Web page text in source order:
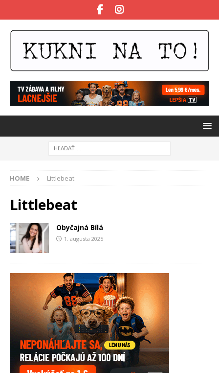
HOME Littlebeat
Littlebeat
Obyčajná Bílá
1. augusta 2025